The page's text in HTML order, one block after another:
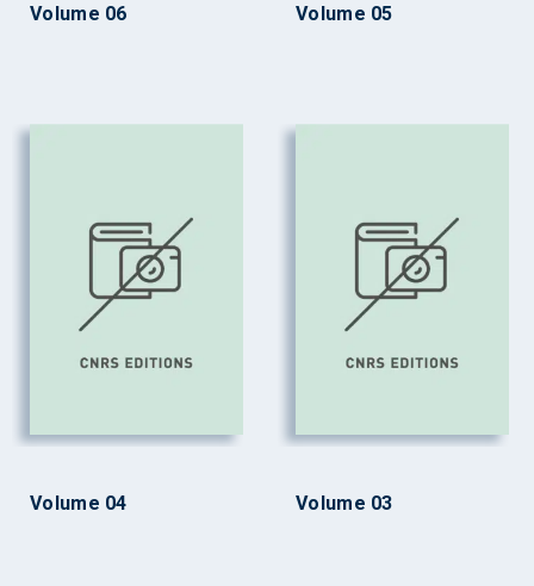
Volume 06 Volume 05
Volume 04 Volume 03